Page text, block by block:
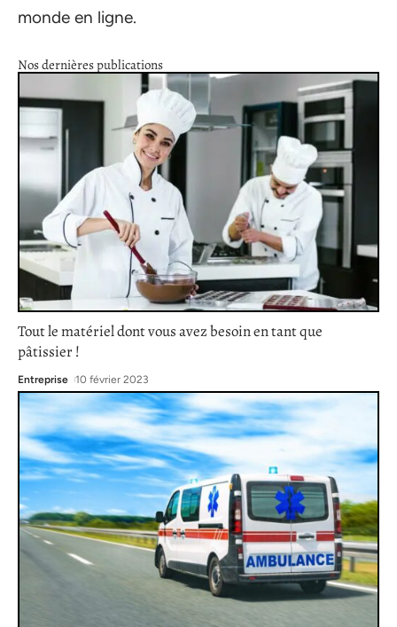
monde en ligne.
Nos dernières publications
Tout le matériel dont vous avez besoin en tant que
pâtissier !
Entreprise 10 février 2023